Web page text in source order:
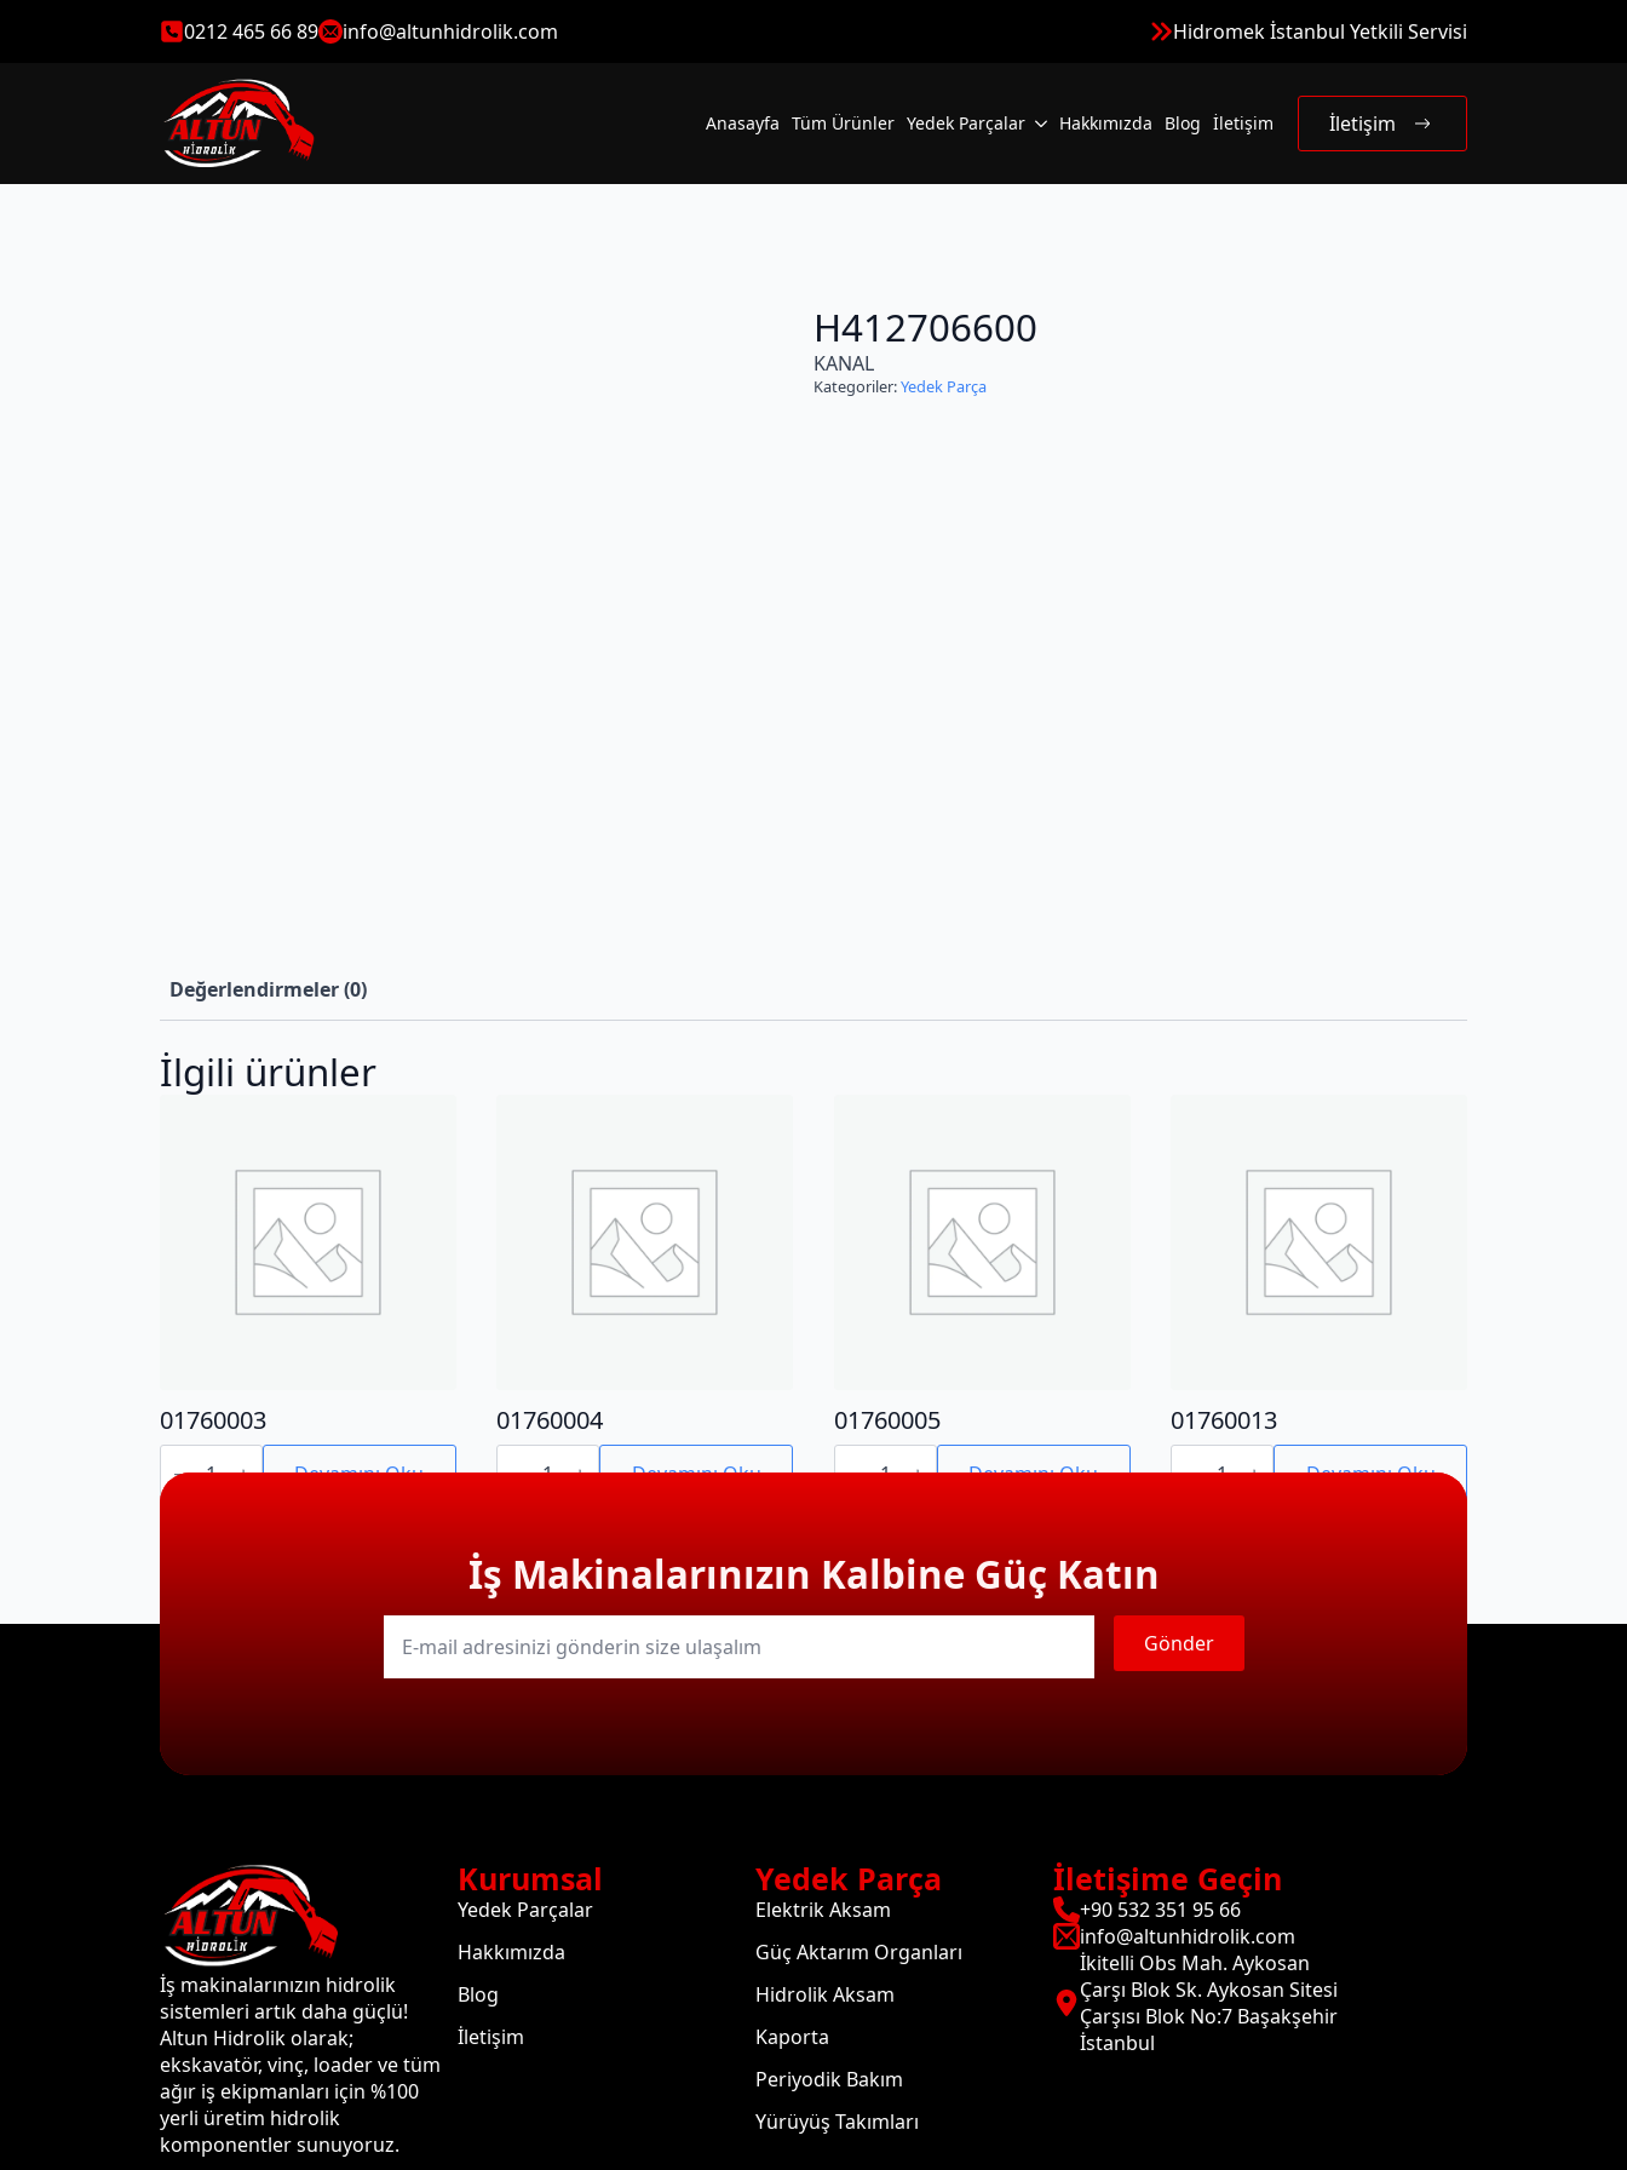
0212 465 66 89 info@altunhidrolik.com Hidromek İstanbul Yetkili Servisi
Anasayfa Tüm Ürünler Yedek Parçalar Hakkımızda Blog İletişim İletişim
H412706600
KANAL
Kategoriler:Yedek Parça
Değerlendirmeler (0)
İlgili ürünler
01760003
01760003
adet Devamını Oku
01760004
01760004
adet Devamını Oku
01760005
01760005
adet Devamını Oku
01760013
01760013
adet Devamını Oku
İş Makinalarınızın Kalbine Güç Katın
E-
mail Gönder
İş makinalarınızın hidrolik
sistemleri artık daha güçlü!
Altun Hidrolik olarak;
ekskavatör, vinç, loader ve tüm
ağır iş ekipmanları için %100
yerli üretim hidrolik
komponentler sunuyoruz.
Kurumsal
Yedek Parçalar
Hakkımızda
Blog
İletişim
Yedek Parça
Elektrik Aksam
Güç Aktarım Organları
Hidrolik Aksam
Kaporta
Periyodik Bakım
Yürüyüş Takımları
İletişime Geçin
+90 532 351 95 66
info@altunhidrolik.com
İkitelli Obs Mah. Aykosan
Çarşı Blok Sk. Aykosan Sitesi
Çarşısı Blok No:7 Başakşehir
İstanbul